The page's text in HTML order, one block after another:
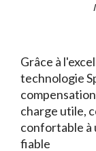
Grâce à
technologie
charge utile,
confortable à
fiable